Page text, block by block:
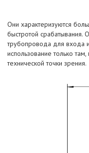
Они характеризуются
быстротой срабатывания.
трубопровода для входа
использование только
технической точки зрения.